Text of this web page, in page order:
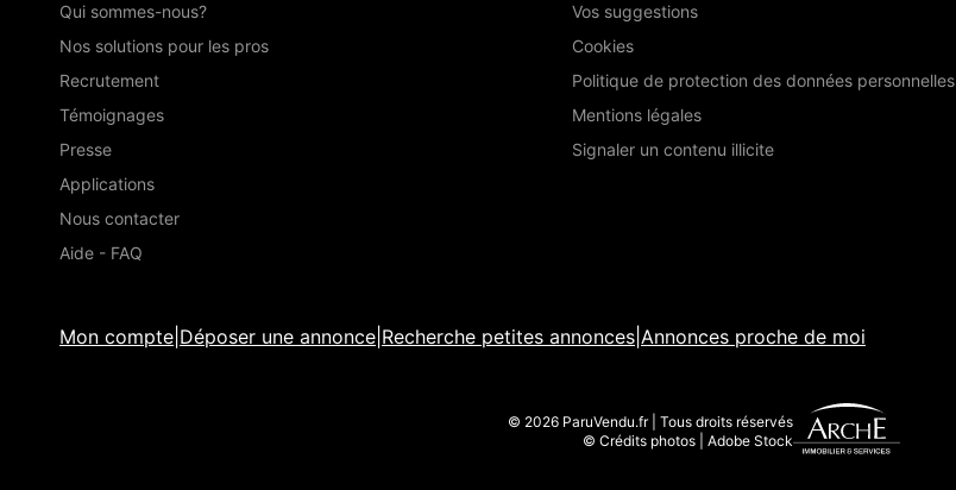
Qui sommes-nous?
Nos solutions pour les pros
Recrutement
Témoignages
Presse
Applications
Nous contacter
Aide - FAQ
Vos suggestions
Cookies
Politique de protection des données personnelles
Mentions légales
Signaler un contenu illicite
Mon compte Déposer une annonce Recherche petites annonces Annonces proche de moi
© 2026 ParuVendu.fr | Tous droits réservés
© Crédits photos | Adobe Stock